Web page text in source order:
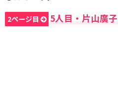
2ページ目 5人目・片山廣